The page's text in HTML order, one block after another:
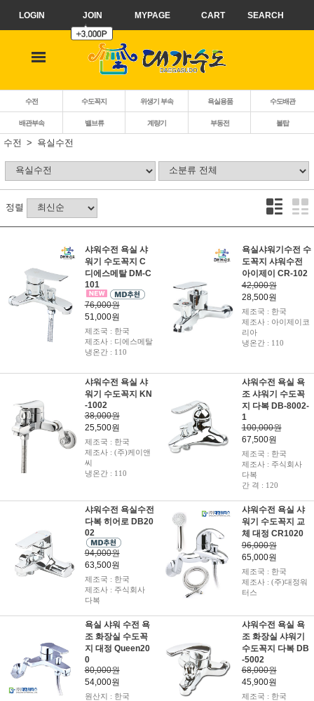
LOGIN JOIN MYPAGE CART SEARCH
수전 수도꼭지 위생기 부속 욕실용품 수도배관
배관부속 밸브류 계량기 부동전
볼탑
수전
욕실수전
정렬
샤워수전 욕실 샤
워기 수도꼭지 C
디에스메탈 DM-C
101
76,000원
51,000원
제조국 : 한국
제조사 : 디에스메탈
냉온간 : 110
욕실샤워기수전 수
도꼭지 샤워수전
아이제이 CR-102
42,000원
28,500원
제조국 : 한국
제조사 : 아이제이코
리아
냉온간 : 110
샤워수전 욕실 샤
워기 수도꼭지 KN
-1002
38,000원
25,500원
제조국 : 한국
제조사 : (주)케이앤
씨
냉온간 : 110
샤워수전 욕실 욕
조 샤워기 수도꼭
지 다복 DB-8002-
1
100,000원
67,500원
제조국 : 한국
제조사 : 주식회사
다복
간 격 : 120
샤워수전 욕실수전
다복 히어로 DB20
02
94,000원
63,500원
제조국 : 한국
제조사 : 주식회사
다복
샤워수전 욕실 샤
워기 수도꼭지 교
체 대정 CR1020
96,000원
65,000원
제조국 : 한국
제조사 : (주)대정워
터스
욕실 샤워 수전 욕
조 화장실 수도꼭
지 대정 Queen20
0
80,000원
54,000원
원산지 : 한국
샤워수전 욕실 욕
조 화장실 샤워기
수도꼭지 다복 DB
-5002
68,000원
45,900원
제조국 : 한국